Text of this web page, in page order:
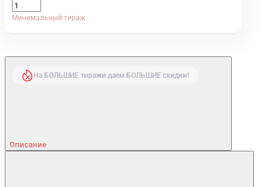
Минимальный тираж
На БОЛЬШИЕ тиражи даем БОЛЬШИЕ скидки!
Описание